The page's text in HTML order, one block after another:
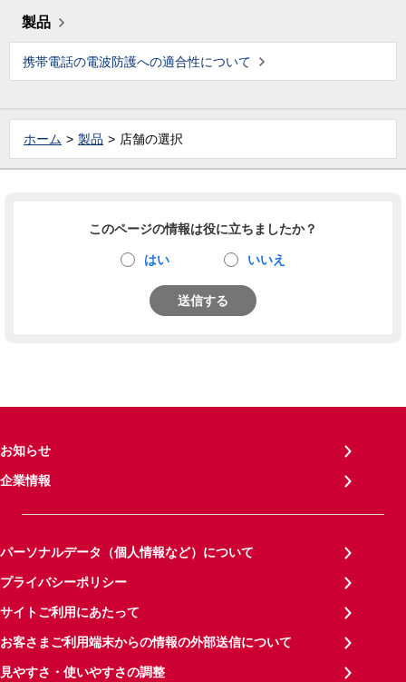
製品
携帯電話の電波防護への適合性について
ホーム 製品 店舗の選択
このページの情報は役に立ちましたか？
はい いいえ
送信する
お知らせ
企業情報
パーソナルデータ（個人情報など）について
プライバシーポリシー
サイトご利用にあたって
お客さまご利用端末からの情報の外部送信について
見やすさ・使いやすさの調整